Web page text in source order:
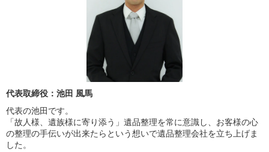
代表取締役：池田 風馬
代表の池田です。
「故人様、遺族様に寄り添う」遺品整理を常に意識し、お客様の心
の整理の手伝いが出来たらという想いで遺品整理会社を立ち上げま
した。